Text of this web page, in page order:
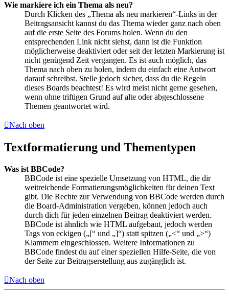
Wie markiere ich ein Thema als neu?
Durch Klicken des „Thema als neu markieren“-Links in der
Beitragsansicht kannst du das Thema wieder ganz nach oben
auf die erste Seite des Forums holen. Wenn du den
entsprechenden Link nicht siehst, dann ist die Funktion
möglicherweise deaktiviert oder seit der letzten Markierung ist
nicht genügend Zeit vergangen. Es ist auch möglich, das
Thema nach oben zu holen, indem du einfach eine Antwort
darauf schreibst. Stelle jedoch sicher, dass du die Regeln
dieses Boards beachtest! Es wird meist nicht gerne gesehen,
wenn ohne triftigen Grund auf alte oder abgeschlossene
Themen geantwortet wird.
Nach oben
Textformatierung und Thementypen
Was ist BBCode?
BBCode ist eine spezielle Umsetzung von HTML, die dir
weitreichende Formatierungsmöglichkeiten für deinen Text
gibt. Die Rechte zur Verwendung von BBCode werden durch
die Board-Administration vergeben, können jedoch auch
durch dich für jeden einzelnen Beitrag deaktiviert werden.
BBCode ist ähnlich wie HTML aufgebaut, jedoch werden
Tags von eckigen („[“ und „]“) statt spitzen („<“ und „>“)
Klammern eingeschlossen. Weitere Informationen zu
BBCode findest du auf einer speziellen Hilfe-Seite, die von
der Seite zur Beitragserstellung aus zugänglich ist.
Nach oben